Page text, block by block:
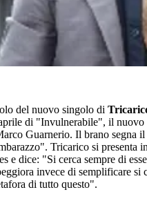
del nuovo singolo di
di "Invulnerabile", il nuovo
Guarnerio. Il brano segna
Tricarico si presenta
e dice: "Si cerca sempre di
invece di semplificare si
di tutto questo".